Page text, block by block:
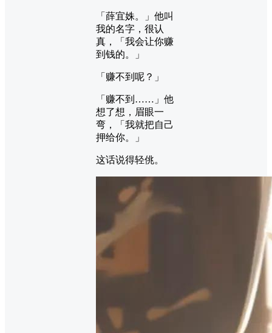
「薛宜姝。」他叫
我的名字，很认
真，「我会让你赚
到钱的。」
「赚不到呢？」
「赚不到……」他
想了想，眉眼一
弯，「我就把自己
押给你。」
这话说得轻佻。